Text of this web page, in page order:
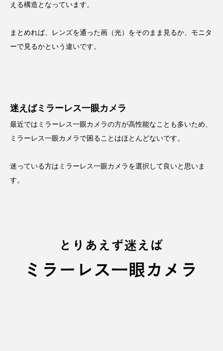
える構造となっています。
まとめれば、レンズを通った画（光）をそのまま見るか、モニタ
ーで見るかという違いです。
迷えばミラーレス一眼カメラ
最近ではミラーレス一眼カメラの方が高性能なことも多いため、
ミラーレス一眼カメラで困ることはほとんどないです。
迷っている方はミラーレス一眼カメラを選択して良いと思いま
す。